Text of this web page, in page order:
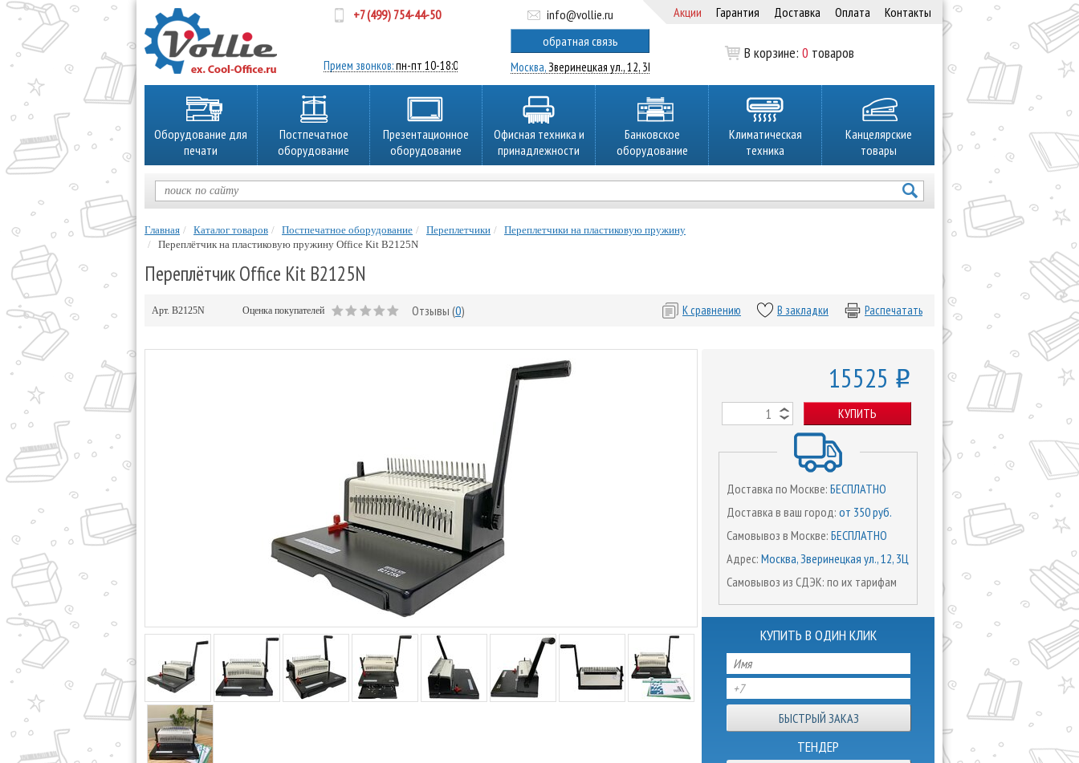
+7 (499) 754-44-50
Прием звонков:пн-пт 10-18:00
info@vollie.ru
обратная связь
Москва,Зверинецкая ул., 12, 3Ц
Акции Гарантия Доставка Оплата Контакты
В корзине:0 товаров
Оборудование для
печати
Постпечатное
оборудование
Презентационное
оборудование
Офисная техника и
принадлежности
Банковское
оборудование
Климатическая
техника
Канцелярские
товары
Главная Каталог товаров Постпечатное оборудование Переплетчики
Переплетчики на пластиковую пружину
Переплётчик на пластиковую пружину Office Kit B2125N
Переплётчик Office Kit B2125N
Арт. B2125N Оценка покупателей Отзывы (0) Распечатать
В закладки
К сравнению
15525 o
КУПИТЬ
Доставка по Москве: БЕСПЛАТНО
Доставка в ваш город: от 350 руб.
Самовывоз в Москве: БЕСПЛАТНО
Адрес: Москва, Зверинецкая ул., 12, 3Ц
Самовывоз из СДЭК: по их тарифам
КУПИТЬ В ОДИН КЛИК
ТЕНДЕР